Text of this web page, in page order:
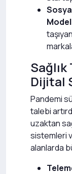
Dijital
Pandemi
talebi
uzaktan
sistemleri
alanlarda